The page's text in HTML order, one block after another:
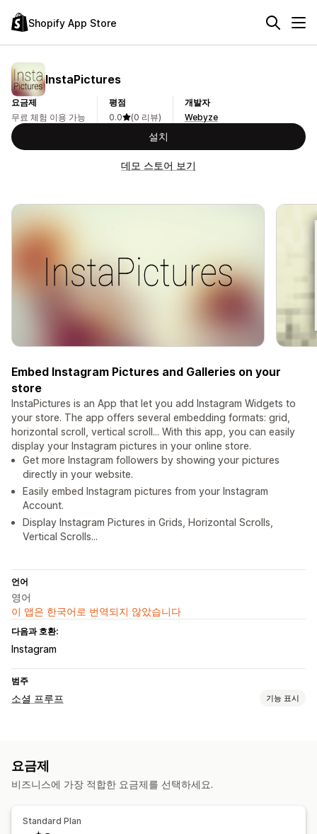
Shopify App Store
InstaPictures
요금제
무료 체험 이용 가능
평점
0.0
(0 리뷰)
개발자
Webyze
설치
데모 스토어 보기
Embed Instagram Pictures and Galleries on your
store
InstaPictures is an App that let you add Instagram Widgets to
your store. The app offers several embedding formats: grid,
horizontal scroll, vertical scroll... With this app, you can easily
display your Instagram pictures in your online store.
Get more Instagram followers by showing your pictures
directly in your website.
Easily embed Instagram pictures from your Instagram
Account.
Display Instagram Pictures in Grids, Horizontal Scrolls,
Vertical Scrolls...
언어
영어
이 앱은 한국어로 번역되지 않았습니다
다음과 호환:
Instagram
범주
소셜 프루프 기능 표시
표시 옵션
소셜 링크
요금제
비즈니스에 가장 적합한 요금제를 선택하세요.
Standard Plan